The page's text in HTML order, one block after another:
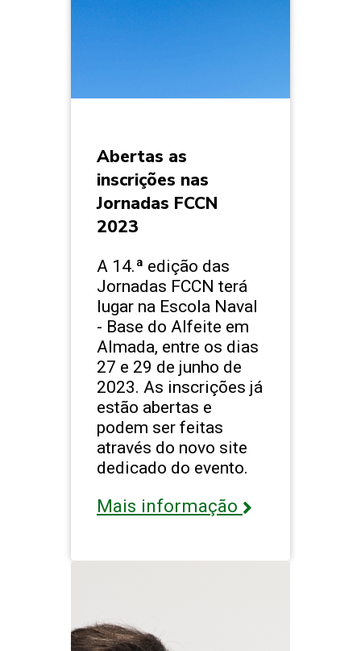
Abertas as
inscrições nas
Jornadas FCCN
2023
A 14.ª edição das
Jornadas FCCN terá
lugar na Escola Naval
- Base do Alfeite em
Almada, entre os dias
27 e 29 de junho de
2023. As inscrições já
estão abertas e
podem ser feitas
através do novo site
dedicado do evento.
Mais informação